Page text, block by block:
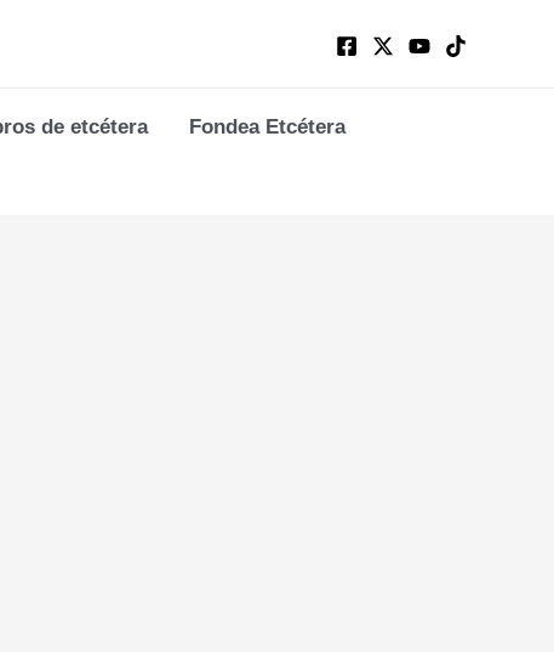
de etcétera Fondea Etcétera